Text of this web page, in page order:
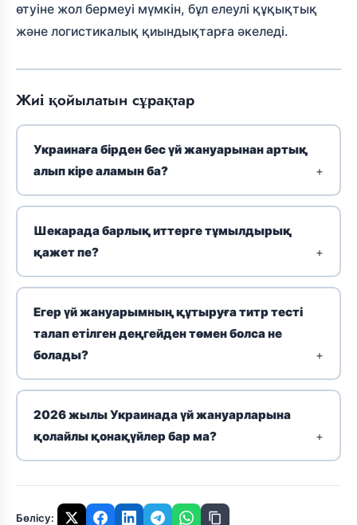
өтуіне жол бермеуі мүмкін, бұл елеулі құқықтық
және логистикалық қиындықтарға әкеледі.
Жиі қойылатын сұрақтар
Украинаға бірден бес үй жануарынан артық
алып кіре аламын ба?
Шекарада барлық иттерге тұмылдырық
қажет пе?
Егер үй жануарымның құтыруға титр тесті
талап етілген деңгейден төмен болса не
болады?
2026 жылы Украинада үй жануарларына
қолайлы қонақүйлер бар ма?
Бөлісу: